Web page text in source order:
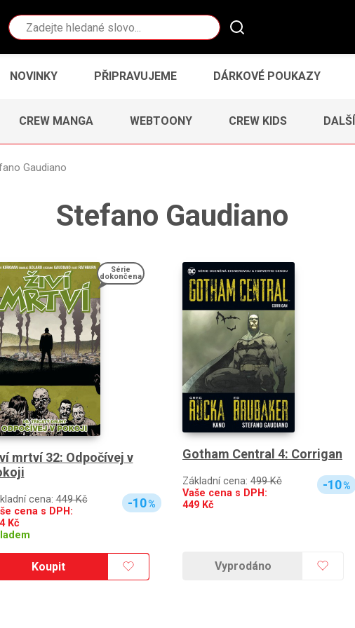
Vyhledávání
NOVINKY PŘIPRAVUJEME DÁRKOVÉ POUKAZY
CREW MANGA WEBTOONY CREW KIDS DALŠÍ
Gaudiano
Stefano Gaudiano
Série
dokončena
mrtví 32: Odpočívej v
cena:449 Kč
cena s DPH:
Kč
-10%
Koupit
Gotham Central 4: Corrigan
Základní cena: 499 Kč
Vaše cena s DPH:
449 Kč
-10%
Vyprodáno